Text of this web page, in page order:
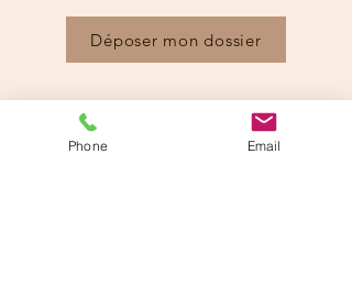
Déposer mon dossier
Surface
Phone Email